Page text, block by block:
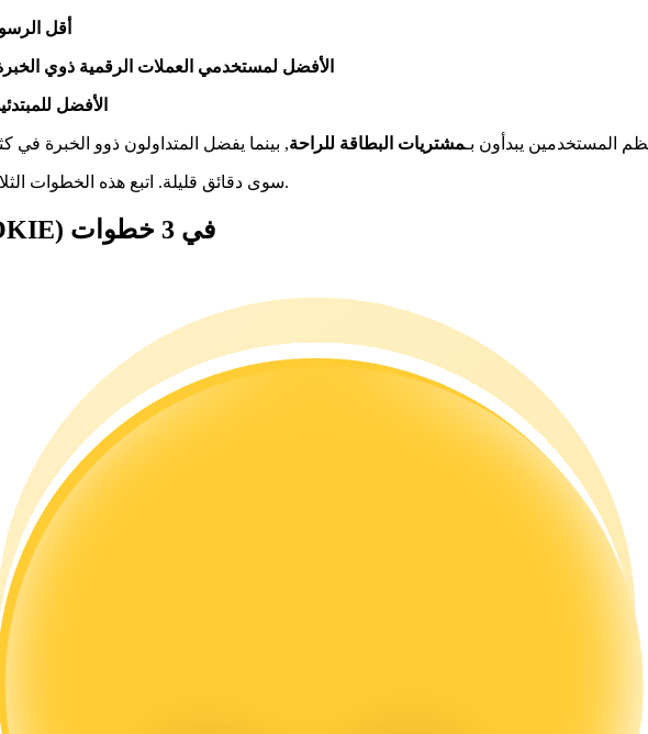
أقل
الأفضل لمستخدمي العملات الرقمية ذوي
الأفضل
المستخدمين يبدأون بـمشتريات البطاقة للراحة, بينما يفضل المتداولون ذوو الخبرة في
لا يستغرق شراء Cookie DAO سوى دقائق قليلة. اتبع هذه الخطوات الثلاث البسيطة للبدء.
كيفية شراء Cookie DAO (COOKIE) في 3 خطوات